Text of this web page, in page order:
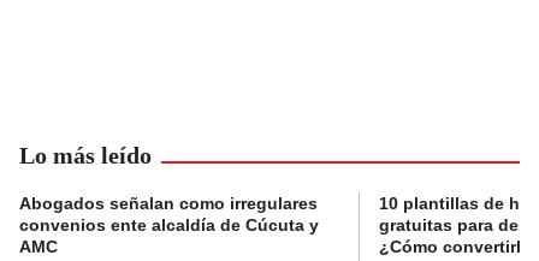
Lo más leído
Abogados señalan como irregulares
convenios ente alcaldía de Cúcuta y
AMC
10 plantillas de
gratuitas para
¿Cómo convertirla